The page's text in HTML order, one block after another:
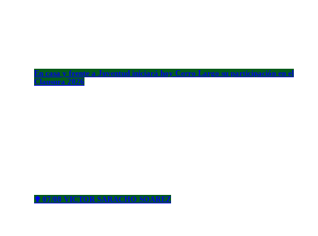
En casa y frente a Juventud iniciará hoy Cerro Largo su participación en el
Clausura 2026
✟ 07/08 VICTOR SARACHO SOAREZ